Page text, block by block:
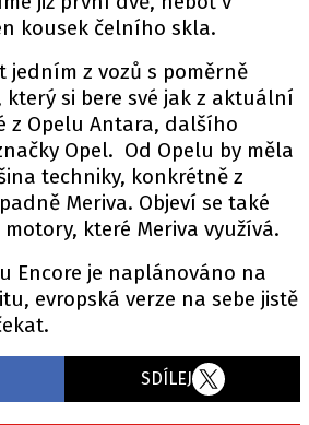
PIT LANE
ČEŠI V AKCI
FIA CEZ & POHÁRY
SCÉNA
NÁS NA
fotku nebo video?
e-mail na autoroad.cz
KONTAKT
kousek čelního skla.
jedním z vozů s poměrně
který si bere své jak z aktuální
z Opelu Antara, dalšího
Opel. Od Opelu by měla
techniky, konkrétně z
Meriva. Objeví se také
které Meriva využívá.
Encore je naplánováno na
evropská verze na sebe jistě
SDÍLEJ